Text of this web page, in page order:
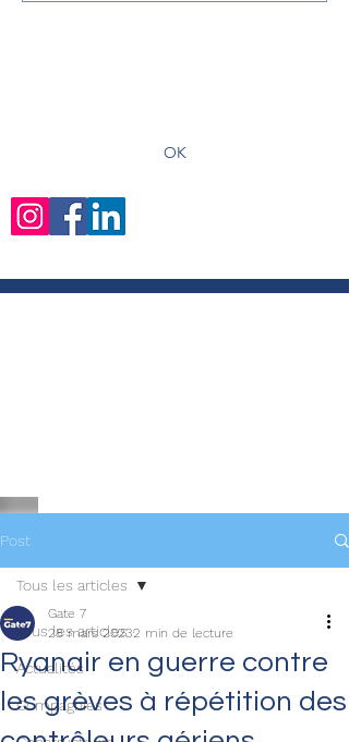
OK
Post
Tous les articles
Actualités
Compagnies
Tous les articles
Ryanair en guerre contre
les grèves à répétition des
Gate 7
28 mars 20232 min de lecture